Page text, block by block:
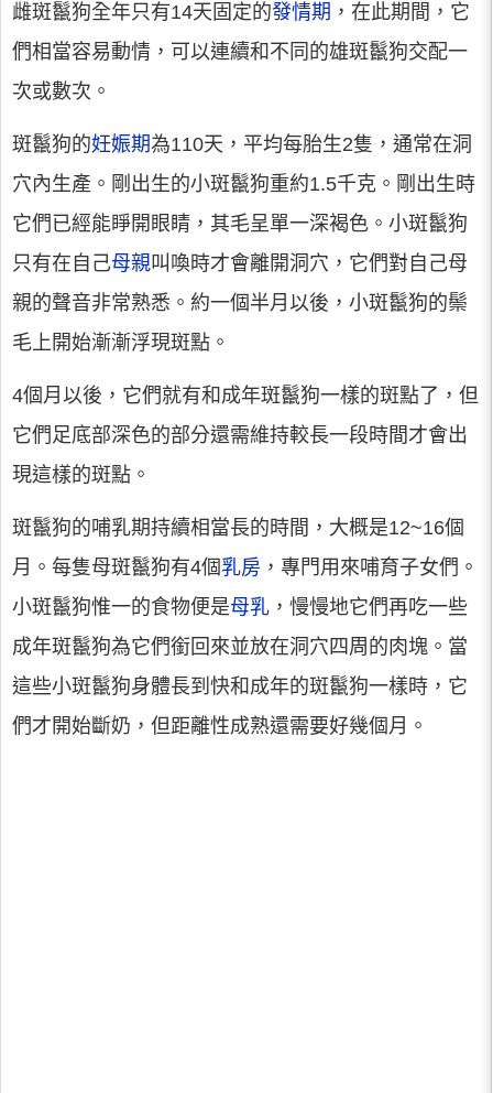
雌斑鬣狗全年只有14天固定的發情期 ，在此期間，它
們相當容易動情，可以連續和不同的雄斑鬣狗交配一
次或數次。
斑鬣狗的妊娠期為110天，平均每胎生2隻，通常在洞
穴內生產。剛出生的小斑鬣狗重約1.5千克。剛出生時
它們已經能睜開眼睛，其毛呈單一深褐色。小斑鬣狗
只有在自己母親叫喚時才會離開洞穴，它們對自己母
親的聲音非常熟悉。約一個半月以後，小斑鬣狗的鬃
毛上開始漸漸浮現斑點。
4個月以後，它們就有和成年斑鬣狗一樣的斑點了，但
它們足底部深色的部分還需維持較長一段時間才會出
現這樣的斑點。
斑鬣狗的哺乳期持續相當長的時間，大概是12~16個
月。每隻母斑鬣狗有4個乳房 ，專門用來哺育子女們。
小斑鬣狗惟一的食物便是母乳 ，慢慢地它們再吃一些
成年斑鬣狗為它們銜回來並放在洞穴四周的肉塊。當
這些小斑鬣狗身體長到快和成年的斑鬣狗一樣時，它
們才開始斷奶，但距離性成熟還需要好幾個月。